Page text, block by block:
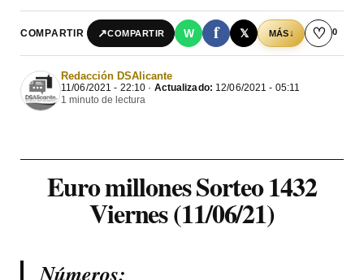
COMPARTIR ↗COMPARTIR W f 𝕏 MÁS↓ ♡ 0
Redacción DSAlicante
11/06/2021 - 22:10 · Actualizado: 12/06/2021 - 05:11
1 minuto de lectura
Euro millonesSorteo 1432
Viernes (11/06/21)
Números: